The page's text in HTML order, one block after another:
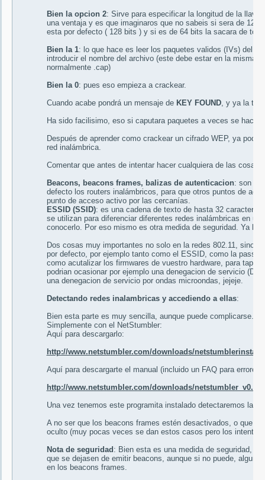
Bien la opcion 2: Sirve para especificar la longitud de la
una ventaja y es que imaginaros que no sabeis si sera de 128
esta por defecto ( 128 bits ) y si es de 64 bits la sacara de
Bien la 1: lo que hace es leer los paquetes validos (IVs) del
introducir el nombre del archivo (este debe estar en la misma
normalmente .cap)
Bien la 0: pues eso empieza a crackear.
Cuando acabe pondrá un mensaje de KEY FOUND, y ya la
Ha sido facilisimo, eso si caputara paquetes a veces se hace
Después de aprender como crackear un cifrado WEP, ya
red inalámbrica.
Comentar que antes de intentar hacer cualquiera de las cosas
Beacons, beacons frames, balizas de autenticacion: son
defecto los routers inalámbricos, para que otros puntos de
punto de acceso activo por las cercanías.
ESSID (SSID): es una cadena de texto de hasta 32
se utilizan para diferenciar diferentes redes inalámbricas en
conocerlo. Por eso mismo es otra medida de seguridad. Ya
Dos cosas muy importantes no solo en la redes 802.11, sino
por defecto, por ejemplo tanto como el ESSID, como la
como acutalizar los firmwares de vuestro hardware, para tapar
podrian ocasionar por ejemplo una denegacion de servicio
una denegacion de servicio por ondas microondas, jejeje.
Detectando redes inalambricas y accediendo a ellas:
Bien esta parte es muy sencilla, aunque puede complicarse.
Simplemente con el NetStumbler:
Aquí para descargarlo:
http://www.netstumbler.com/downloads/
Aquí para descargarte el manual (incluido un FAQ para errores
http://www.netstumbler.com/downloads/
Una vez tenemos este programita instalado detectaremos la
A no ser que los beacons frames estén desactivados, o que
oculto (muy pocas veces se dan estos casos pero los
Nota de seguridad : Bien esta es una medida de seguridad,
que se dejasen de emitir beacons, aunque si no puede,
en los beacons frames.